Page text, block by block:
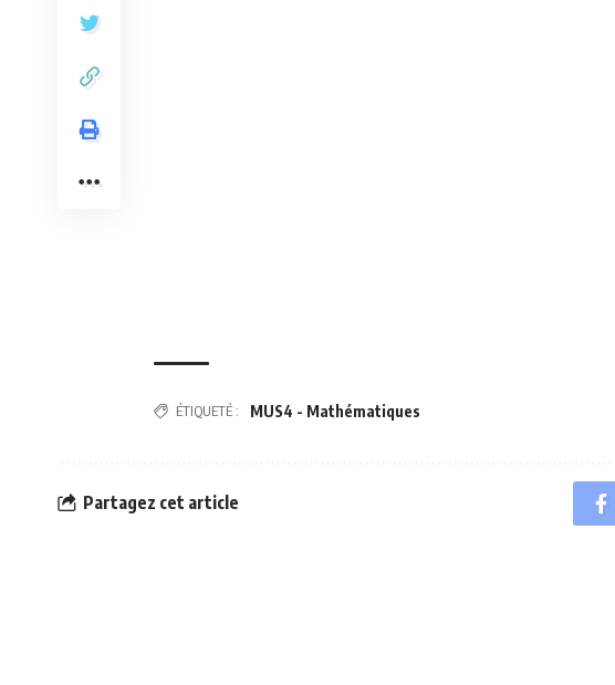
ÉTIQUETÉ : MUS4 - Mathématiques
Partagez cet article